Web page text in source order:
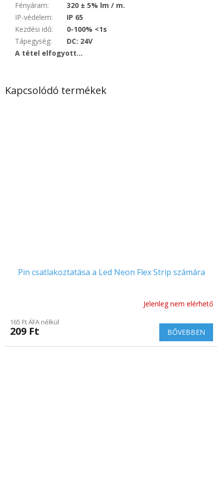
Kapcsolódó termékek
Pin csatlakoztatása a Led Neon Flex Strip számára
Jelenleg nem elérhető
165 Ft ÁFA nélkül
209 Ft BŐVEBBEN
Fényáram:
320 ± 5% lm / m.
IP-védelem:
IP 65
Kezdési idő:
0-100% <1s
Tápegység:
DC: 24V
A tétel elfogyott…